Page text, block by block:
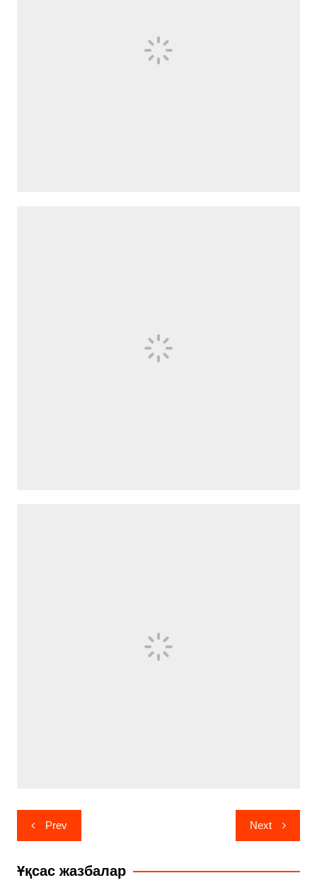
Навигация
по
записям
Prev Next
Ұқсас жазбалар